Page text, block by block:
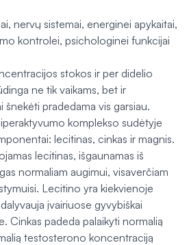
nervų sistemai, energinei apykaitai,
kontrolei, psichologinei funkcijai
stokos ir per didelio
ne tik vaikams, bet ir
šnekėti pradedama vis garsiau.
komplekso sudėtyje
lecitinas, cinkas ir magnis.
lecitinas, išgaunamas iš
normaliam augimui, visaverčiam
Lecitino yra kiekvienoje
įvairiuose gyvybiškai
Cinkas padeda palaikyti normalią
testosterono koncentraciją